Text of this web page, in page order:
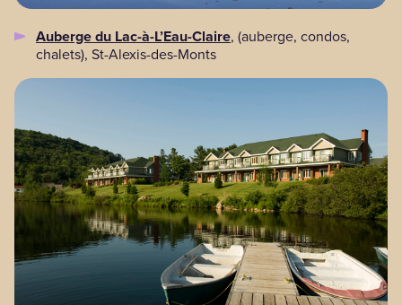
Auberge du Lac-à-L’Eau-Claire, (auberge, condos,
chalets), St-Alexis-des-Monts